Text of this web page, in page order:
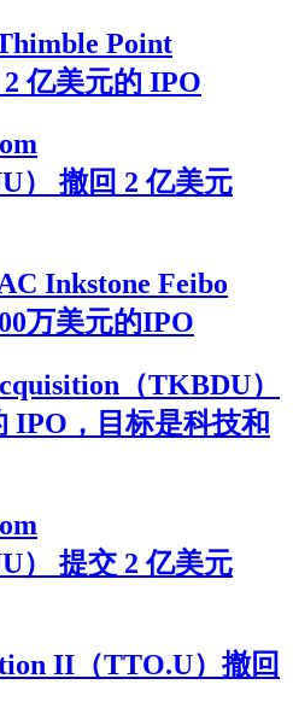
Point
亿美元的 IPO
） 撤回 2 亿美元
Inkstone Feibo
万美元的IPO
（TKBDU）
IPO，目标是科技和
） 提交 2 亿美元
II（TTO.U）撤回